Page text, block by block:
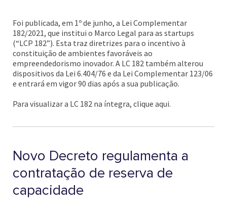
Foi publicada, em 1º de junho, a Lei Complementar
182/2021, que institui o Marco Legal para as startups
(“LCP 182”). Esta traz diretrizes para o incentivo à
constituição de ambientes favoráveis ao
empreendedorismo inovador. A LC 182 também alterou
dispositivos da Lei 6.404/76 e da Lei Complementar 123/06
e entrará em vigor 90 dias após a sua publicação.
Para visualizar a LC 182 na íntegra, clique aqui.
Novo Decreto regulamenta a
contratação de reserva de
capacidade